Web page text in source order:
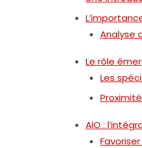
Analyse
Le rôle
Les
AIO :